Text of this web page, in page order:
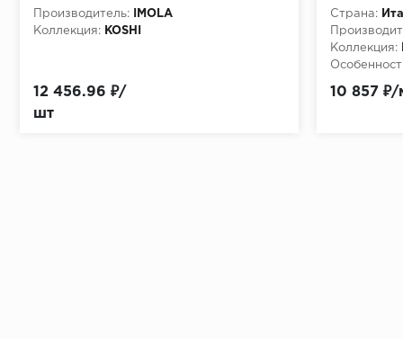
Производитель:
IMOLA
Коллекция:
KOSHI
12 456.96 ₽/
шт
60x120
Страна:
Коллекция:
10 857 ₽/